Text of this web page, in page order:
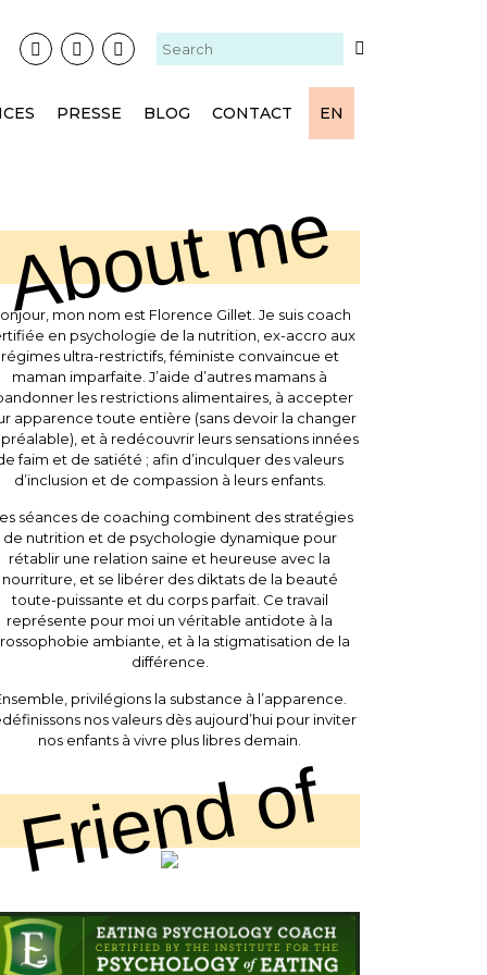
PRESSE BLOG CONTACT EN
About me
mon nom est Florence Gillet. Je suis coach
en psychologie de la nutrition, ex-accro aux
régimes ultra-restrictifs, féministe convaincue et
maman imparfaite. J’aide d’autres mamans à
les restrictions alimentaires, à accepter
apparence toute entière (sans devoir la changer
préalable), et à redécouvrir leurs sensations innées
faim et de satiété ; afin d’inculquer des valeurs
d’inclusion et de compassion à leurs enfants.
séances de coaching combinent des stratégies
de nutrition et de psychologie dynamique pour
rétablir une relation saine et heureuse avec la
nourriture, et se libérer des diktats de la beauté
toute-puissante et du corps parfait. Ce travail
représente pour moi un véritable antidote à la
ambiante, et à la stigmatisation de la
différence.
privilégions la substance à l’apparence.
nos valeurs dès aujourd’hui pour inviter
nos enfants à vivre plus libres demain.
Friend of